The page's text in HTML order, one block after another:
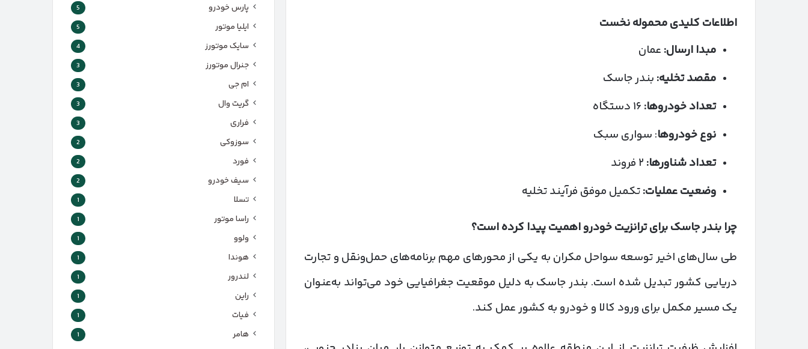
اطلاعات کلیدی محموله نخست
مبدا ارسال: عمان
مقصد تخلیه: بندر جاسک
تعداد خودروها:
نوع خودروها: سواری سبک
تعداد شناورها:
وضعیت عملیات:تکمیل موفق فرآیند تخلیه
چرا بندر جاسک برای ترانزیت خودرو اهمیت پیدا کرده است؟
طی سال‌های اخیر توسعه سواحل مکران به یکی از محورهای مهم برنامه‌های حمل‌ونقل و تجارت
دریایی کشور تبدیل شده است. بندر جاسک به دلیل موقعیت جغرافیایی خود می‌تواند به‌عنوان
یک مسیر مکمل برای ورود کالا و خودرو به کشور عمل کند.
پارس‌ خودرو 5
ایلیا موتور 5
سایک موتورز 4
جنرال موتورز 3
ام جی 3
گریت وال 3
فراری 3
سوزوکی 2
فورد 2
سیف خودرو 2
تسلا 1
راسا موتور 1
ولوو 1
هوندا 1
لندرور 1
راین 1
فیات 1
هامر 1